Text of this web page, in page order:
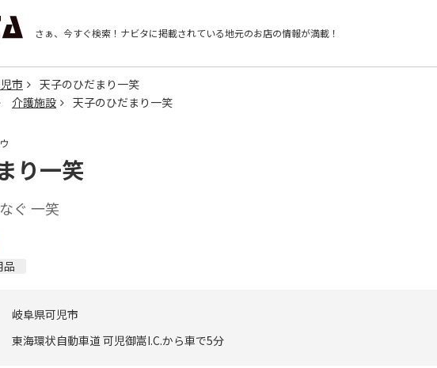
さぁ、今すぐ検索！ ナビタに掲載されている地元のお店の情報が満載！
市
天子のひだまり一笑
介護施設 天子のひだまり一笑
り一笑
ぐ 一笑
品
岐阜県可児市
東海環状自動車道 可児御嵩I.C.から車で5分